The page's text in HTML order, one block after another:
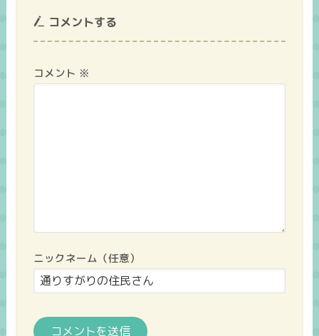
コメントする
コメント ※
ニックネーム（任意）